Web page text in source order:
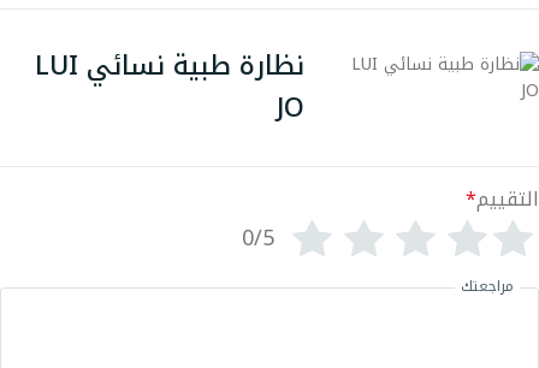
نظارة طبية نسائي LUI
JO
التقييم*
0/5
مراجعتك